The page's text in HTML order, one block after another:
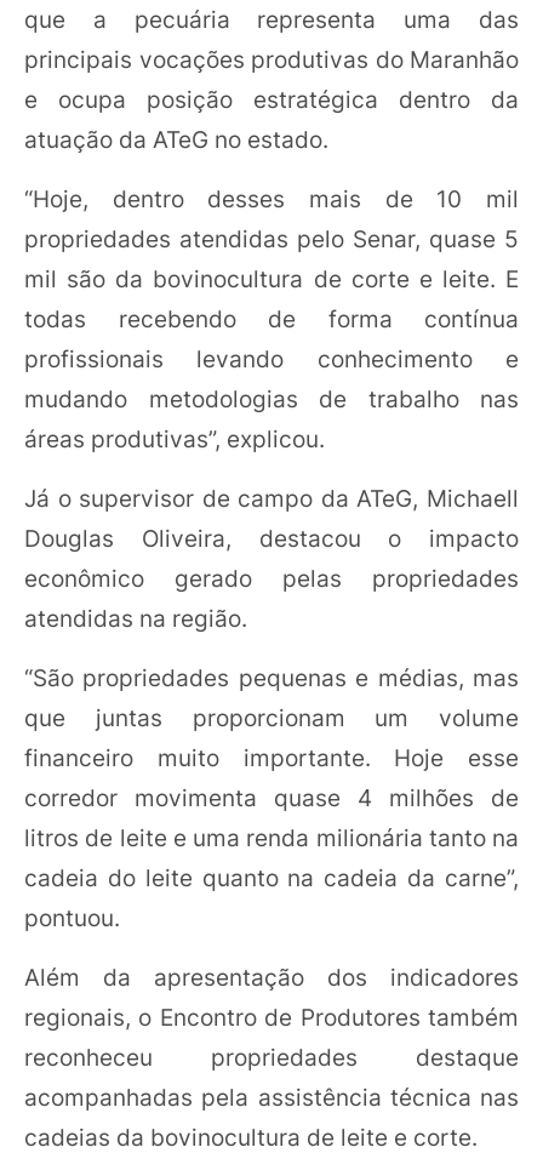
que a pecuária representa uma das
principais vocações produtivas do Maranhão
e ocupa posição estratégica dentro da
atuação da ATeG no estado.
“Hoje, dentro desses mais de 10 mil
propriedades atendidas pelo Senar, quase 5
mil são da bovinocultura de corte e leite. E
todas recebendo de forma contínua
profissionais levando conhecimento e
mudando metodologias de trabalho nas
áreas produtivas”, explicou.
Já o supervisor de campo da ATeG, Michaell
Douglas Oliveira, destacou o impacto
econômico gerado pelas propriedades
atendidas na região.
“São propriedades pequenas e médias, mas
que juntas proporcionam um volume
financeiro muito importante. Hoje esse
corredor movimenta quase 4 milhões de
litros de leite e uma renda milionária tanto na
cadeia do leite quanto na cadeia da carne”,
pontuou.
Além da apresentação dos indicadores
regionais, o Encontro de Produtores também
reconheceu propriedades destaque
acompanhadas pela assistência técnica nas
cadeias da bovinocultura de leite e corte.